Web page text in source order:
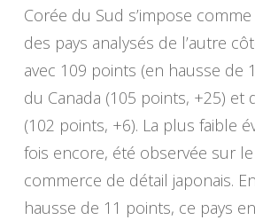
Corée du Sud s’impose
des pays analysés de l’autre
avec 109 points (en hausse de
du Canada (105 points, +25) et
(102 points, +6). La plus faible
fois encore, été observée sur
commerce de détail japonais.
hausse de 11 points, ce pays